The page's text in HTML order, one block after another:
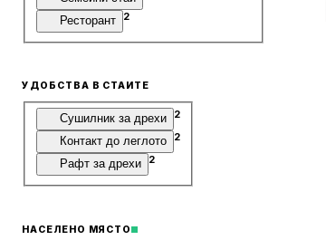
Ресторант 2
УДОБСТВА В СТАИТЕ
Сушилник за дрехи 2
Контакт до леглото 2
Рафт за дрехи 2
НАСЕЛЕНО МЯСТО